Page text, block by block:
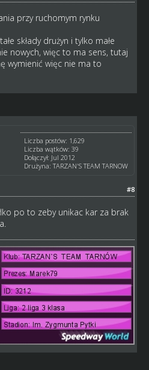
przy ruchomym rynku
składy drużyn i tylko małe
nowych, więc to ma sens, tutaj
wymienić więc nie ma to
Liczba postów: 1,629
Liczba wątków: 39
Dołączył: Jul 2012
Drużyna: TARZAN'S TEAM TARNOW
#8
po to zeby unikac kar za brak